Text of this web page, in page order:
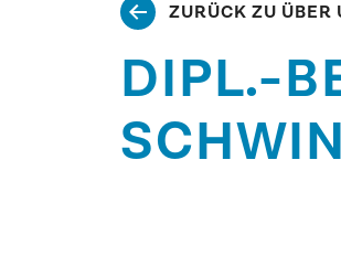
ZURÜCK ZU ÜBER
DIPL.-